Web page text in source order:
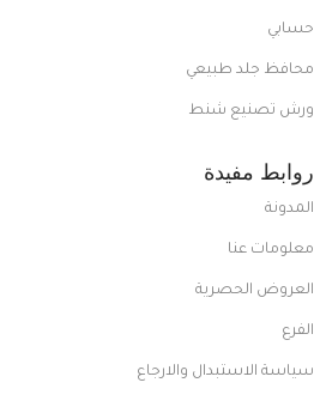
حسابي
محافظ جلد طبيعي
ورش تصنيع شنط
روابط مفيدة
المدونة
معلومات عنا
العروض الحصرية
الفرع
سياسة الاستبدال والارجاع